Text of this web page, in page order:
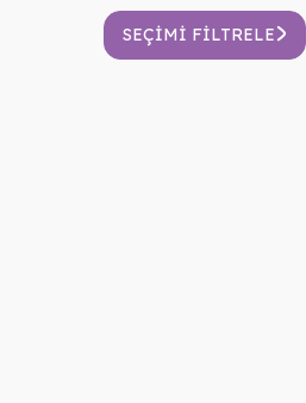
SEÇIMI FILTRELE